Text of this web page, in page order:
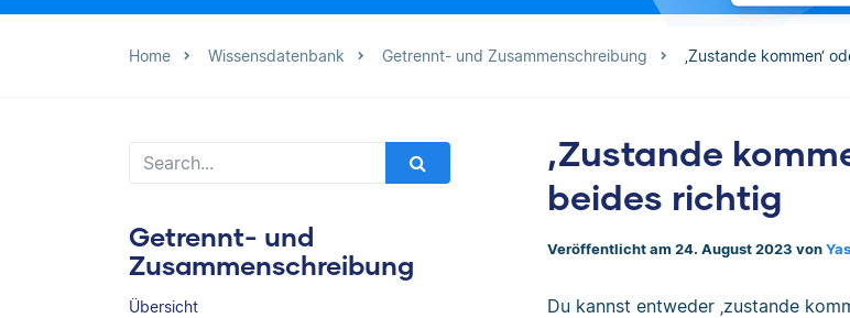
Home Wissensdatenbank Getrennt- und Zusammenschreibung ‚Zustande kommen‘
Getrennt- und
Zusammenschreibung
Übersicht
‚Zustande
beides richtig
Veröffentlicht am 24. August 2023 von
Du kannst entweder ‚zustande